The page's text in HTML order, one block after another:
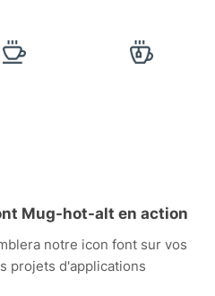
Mug-hot-alt en action
notre icon font sur vos
projets d'applications